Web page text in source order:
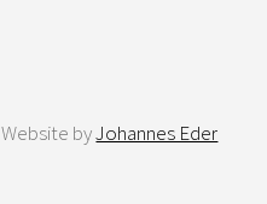
Website byJohannes Eder